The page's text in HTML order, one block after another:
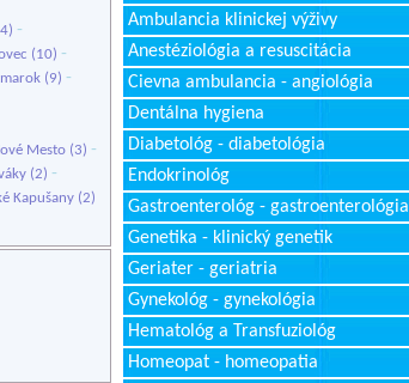
-
(10) -
(9) -
Mesto (3) -
(2) -
Kapušany (2)
Ambulancia klinickej výživy
Anestéziológia a resuscitácia
Cievna ambulancia - angiológia
Dentálna hygiena
Diabetológ - diabetológia
Endokrinológ
Gastroenterológ - gastroenterológia
Genetika - klinický genetik
Geriater - geriatria
Gynekológ - gynekológia
Hematológ a Transfuziológ
Homeopat - homeopatia